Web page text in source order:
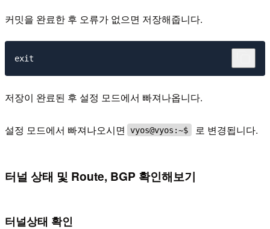
커밋을 완료한 후 오류가 없으면 저장해줍니다.
저장이 완료된 후 설정 모드에서 빠져나옵니다.
설정 모드에서 빠져나오시면 vyos@vyos:~$ 로 변경됩니다.
터널 상태 및 Route, BGP 확인해보기
터널상태 확인